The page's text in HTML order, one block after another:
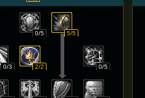
0/5 5/5
0/3 2/2 0/5